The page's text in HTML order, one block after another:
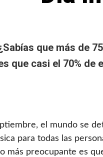
que más de
que casi el 70% de
el mundo se
para todas las
más preocupante es